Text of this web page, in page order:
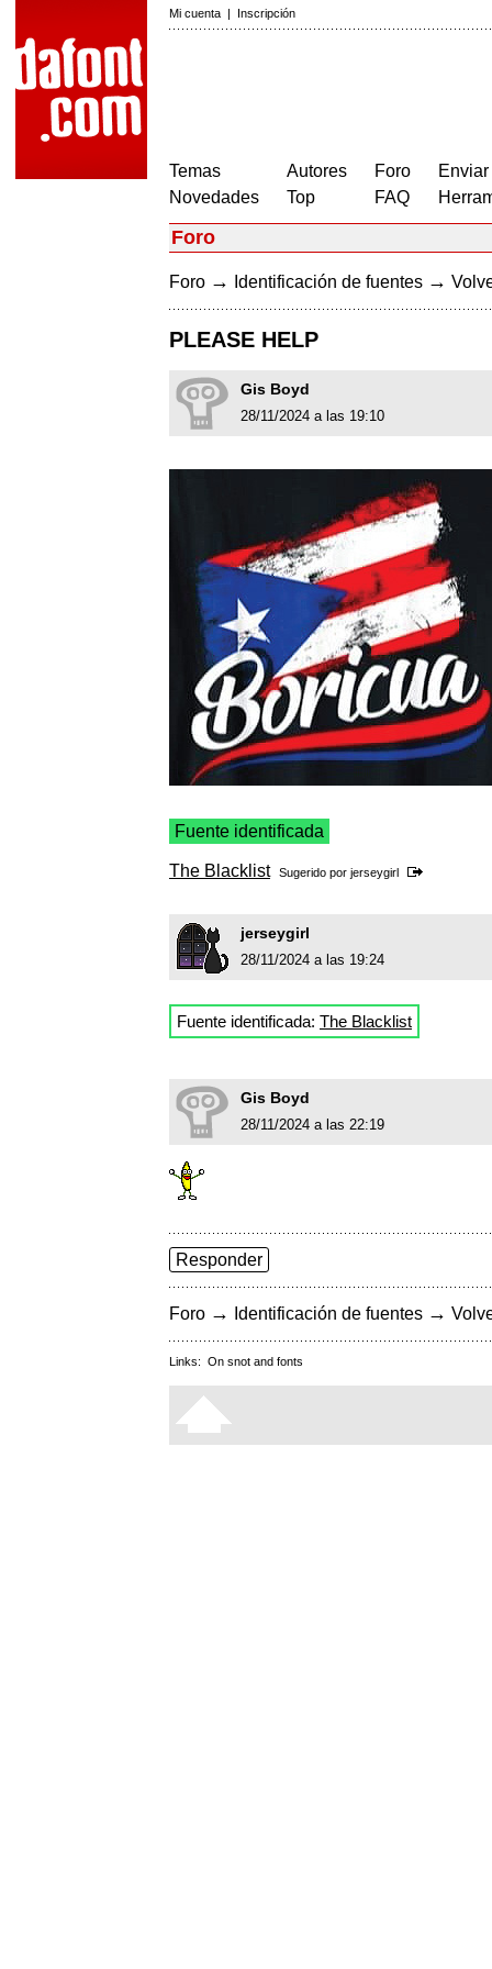
Mi cuenta | Inscripción
Temas
Novedades
Autores
Top
Foro
FAQ
Foro
Foro → Identificación de fuentes →
PLEASE HELP
Gis Boyd
28/11/2024 a las 19:10
Fuente identificada
The Blacklist Sugerido por jerseygirl
jerseygirl
28/11/2024 a las 19:24
Fuente identificada: The Blacklist
Gis Boyd
28/11/2024 a las 22:19
Responder
Foro → Identificación de fuentes →
Links: On snot and fonts